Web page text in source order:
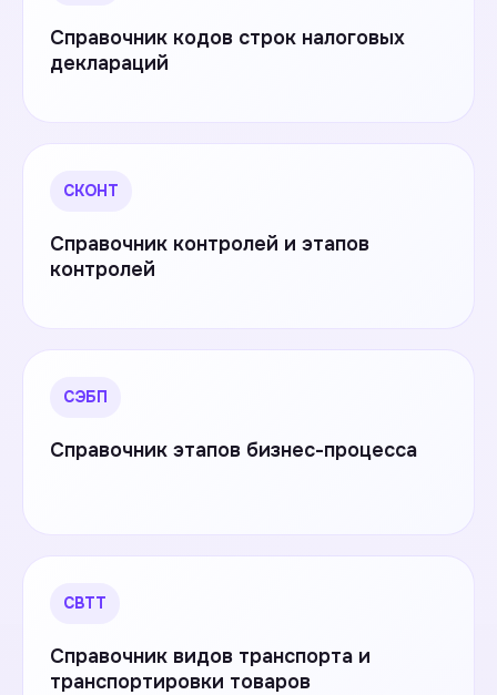
Справочник кодов строк налоговых
деклараций
СКОНТ
Справочник контролей и этапов
контролей
СЭБП
Справочник этапов бизнес-процесса
СВТТ
Справочник видов транспорта и
транспортировки товаров